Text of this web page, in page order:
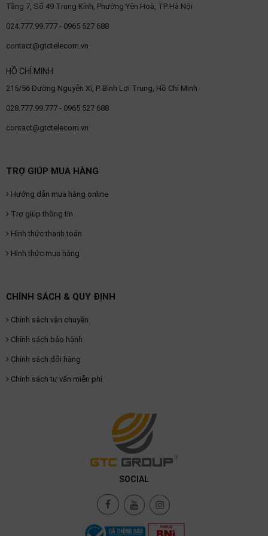
Tầng 7, Số 49 Trung Kính, Phường Yên Hoà, TP Hà Nội
024.777.99.777 - 0965 527 688
contact@gtctelecom.vn
HỒ CHÍ MINH
215/56 Đường Nguyễn Xí, P. Bình Lợi Trung, Hồ Chí Minh
028.777.99.777 - 0965 527 688
contact@gtctelecom.vn
TRỢ GIÚP MUA HÀNG
Hướng dẫn mua hàng online
Trợ giúp thông tin
Hình thức thanh toán
Hình thức mua hàng
CHÍNH SÁCH & QUY ĐỊNH
Chính sách vận chuyển
Chính sách bảo hành
Chính sách đổi hàng
Chính sách tư vấn miễn phí
SOCIAL
OTHOR
CATEGORY
Solution
Service
LANGUAGE
việt
English